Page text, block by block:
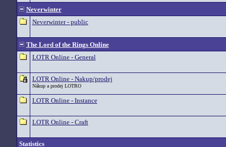
Neverwinter
Neverwinter - public
The Lord of the Rings Online
LOTR Online - General
LOTR Online - Nakup/prodej
Nákup a prodej LOTRO
LOTR Online - Instance
LOTR Online - Craft
Statistics